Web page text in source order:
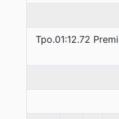
Tpo.01:12.72